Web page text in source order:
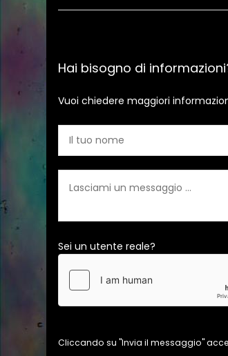
Hai bisogno di
Vuoi chiedere maggiori
Sei un utente reale?
Cliccando su "Invia il messaggio"